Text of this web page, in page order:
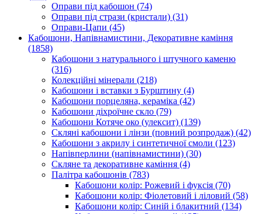
Оправи під кабошон (74)
Оправи під стрази (кристали) (31)
Оправи-Цапи (45)
Кабошони, Напівнамистини, Декоративне каміння
(1858)
Кабошони з натурального і штучного каменю
(316)
Колекційні мінерали (218)
Кабошони і вставки з Бурштину (4)
Кабошони порцеляна, кераміка (42)
Кабошони діхроїчне скло (79)
Кабошони Котяче око (улексит) (139)
Скляні кабошони і лінзи (повний розпродаж) (42)
Кабошони з акрилу і синтетичної смоли (123)
Напівперлини (напівнамистини) (30)
Скляне та декоративне каміння (4)
Палітра кабошонів (783)
Кабошони колір: Рожевий і фуксія (70)
Кабошони колір: Фіолетовий і ліловий (58)
Кабошони колір: Синій і блакитний (134)